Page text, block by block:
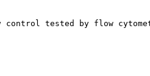
tested by flow